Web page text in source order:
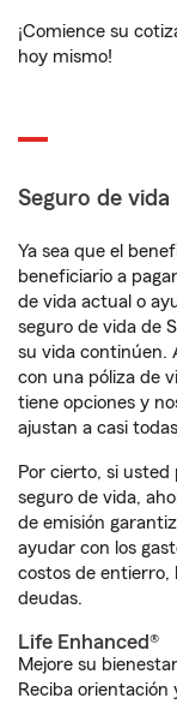
¡Comience su
hoy mismo!
Seguro de vida
Ya sea que el
beneficiario a
de vida actual o
seguro de vida de
su vida continúen.
con una póliza de
tiene opciones y
ajustan a casi
Por cierto, si usted
seguro de vida,
de emisión
ayudar con los
costos de entierro,
deudas.
Life Enhanced®
Mejore su
Reciba